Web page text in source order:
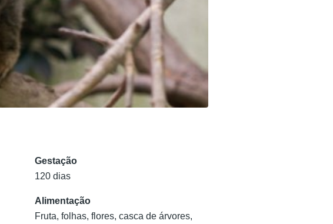
Gestação
120 dias
Alimentação
Fruta, folhas, flores, casca de árvores,